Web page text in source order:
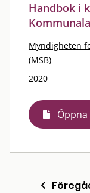
Handbok i
Myndigheten
(MSB)
2020